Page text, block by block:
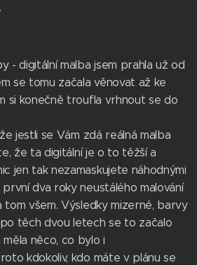
- digitální malba jsem prahla už od
se tomu začala věnovat až ke
si konečně troufla vrhnout se do
jestli se Vám zdá reálná malba
že ta digitální je o to těžší a
jen tak nezamaskujete náhodnými
dva roky neustálého malování
tom všem. Výsledky mizerné, barvy
těch dvou letech se to začalo
něco, co bylo i
kdokoliv, kdo máte v plánu se